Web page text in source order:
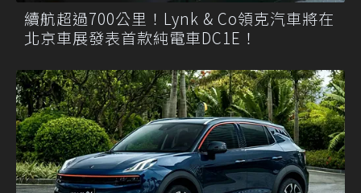
續航超過700公里！Lynk & Co領克汽車將在
北京車展發表首款純電車DC1E！